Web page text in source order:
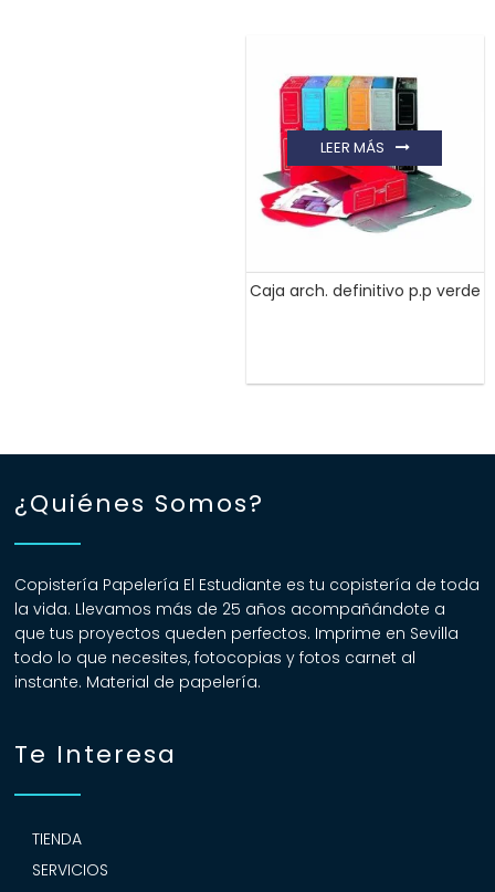
Caja arch. definitivo p.p verde
LEER MÁS
¿Quiénes Somos?
Copistería Papelería El Estudiante es tu copistería de toda
la vida. Llevamos más de 25 años acompañándote a
que tus proyectos queden perfectos. Imprime en Sevilla
todo lo que necesites, fotocopias y fotos carnet al
instante. Material de papelería.
Te Interesa
TIENDA
SERVICIOS